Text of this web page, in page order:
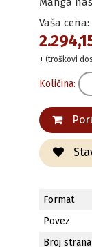
Vaša cena:
+ (troškovi
Količina:
Format
Povez
Broj strana